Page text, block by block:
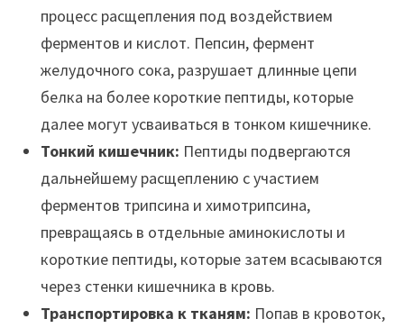
процесс расщепления под воздействием
ферментов и кислот. Пепсин, фермент
желудочного сока, разрушает длинные цепи
белка на более короткие пептиды, которые
далее могут усваиваться в тонком кишечнике.
Тонкий кишечник: Пептиды подвергаются
дальнейшему расщеплению с участием
ферментов трипсина и химотрипсина,
превращаясь в отдельные аминокислоты и
короткие пептиды, которые затем всасываются
через стенки кишечника в кровь.
Транспортировка к тканям: Попав в кровоток,